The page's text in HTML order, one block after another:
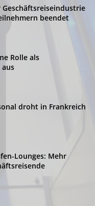
beendet
Rolle als
droht in Frankreich
Lounges: Mehr